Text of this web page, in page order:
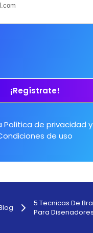
¡Regístrate!
Política de privacidad
de uso
5 Tecnicas De
Para